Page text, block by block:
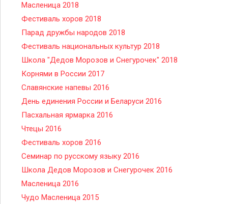
Масленица 2018
Фестиваль хоров 2018
Парад дружбы народов 2018
Фестиваль национальных культур 2018
Школа "Дедов Морозов и Снегурочек" 2018
Корнями в России 2017
Славянские напевы 2016
День единения России и Беларуси 2016
Пасхальная ярмарка 2016
Чтецы 2016
Фестиваль хоров 2016
Семинар по русскому языку 2016
Школа Дедов Морозов и Снегурочек 2016
Масленица 2016
Чудо Масленица 2015